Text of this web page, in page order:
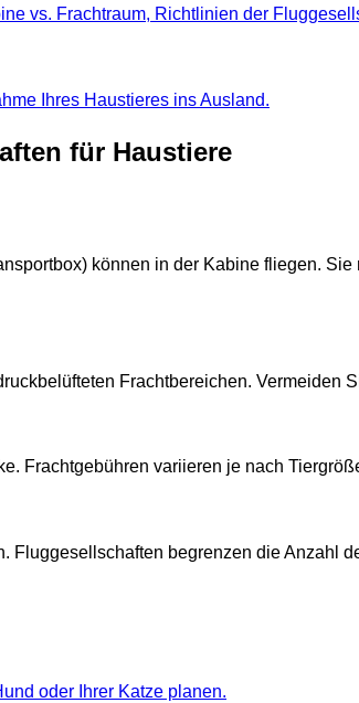
vs. Frachtraum, Richtlinien der
Ihres Haustieres ins Ausland.
für Haustiere
können in der Kabine fliegen.
Frachtbereichen. Vermeiden
Frachtgebühren variieren je nach
Fluggesellschaften begrenzen die Anzahl
oder Ihrer Katze planen.